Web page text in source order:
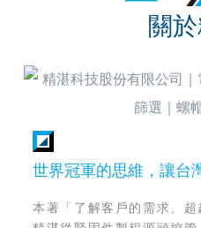
關
世界冠軍的思維，讓台
本著「了解客戶的需求、超